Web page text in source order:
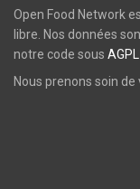
Open Food Network
libre. Nos données
notre code sous
Nous prenons soin